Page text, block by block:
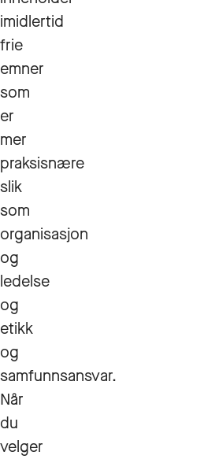
imidlertid
frie
emner
som
er
mer
praksisnære
slik
som
organisasjon
og
ledelse
og
etikk
og
samfunnsansvar.
Når
du
velger